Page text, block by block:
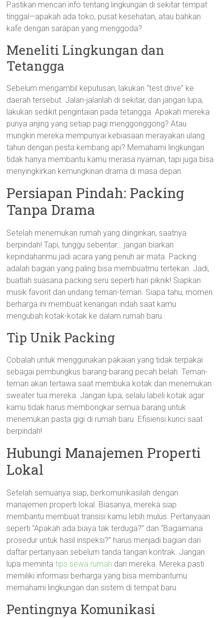
Pastikan mencari info tentang lingkungan di sekitar tempat
tinggal—apakah ada toko, pusat kesehatan, atau bahkan
kafe dengan sarapan yang menggoda?
Meneliti Lingkungan dan
Tetangga
Sebelum mengambil keputusan, lakukan “test drive” ke
daerah tersebut. Jalan-jalanlah di sekitar, dan jangan lupa,
lakukan sedikit pengintaian pada tetangga. Apakah mereka
punya anjing yang setiap pagi menggonggong? Atau
mungkin mereka mempunyai kebiasaan merayakan ulang
tahun dengan pesta kembang api? Memahami lingkungan
tidak hanya membantu kamu merasa nyaman, tapi juga bisa
menyingkirkan kemungkinan drama di masa depan.
Persiapan Pindah: Packing
Tanpa Drama
Setelah menemukan rumah yang diinginkan, saatnya
berpindah! Tapi, tunggu sebentar… jangan biarkan
kepindahanmu jadi acara yang penuh air mata. Packing
adalah bagian yang paling bisa membuatmu tertekan. Jadi,
buatlah suasana packing seru seperti hari piknik! Siapkan
musik favorit dan undang teman-teman. Siapa tahu, momen
berharga ini membuat kenangan indah saat kamu
mengubah kotak-kotak ke dalam rumah baru.
Tip Unik Packing
Cobalah untuk menggunakan pakaian yang tidak terpakai
sebagai pembungkus barang-barang pecah belah. Teman-
teman akan tertawa saat membuka kotak dan menemukan
sweater tua mereka. Jangan lupa, selalu labeli kotak agar
kamu tidak harus membongkar semua barang untuk
menemukan pasta gigi di rumah baru. Efisiensi kunci saat
berpindah!
Hubungi Manajemen Properti
Lokal
Setelah semuanya siap, berkomunikasilah dengan
manajemen properti lokal. Biasanya, mereka siap
membantu membuat transisi kamu lebih mulus. Pertanyaan
seperti “Apakah ada biaya tak terduga?” dan “Bagaimana
prosedur untuk hasil inspeksi?” harus menjadi bagian dari
daftar pertanyaan sebelum tanda tangan kontrak. Jangan
lupa memintatips sewa rumah dari mereka. Mereka pasti
memiliki informasi berharga yang bisa membantumu
memahami lingkungan dan sistem di tempat baru.
Pentingnya Komunikasi